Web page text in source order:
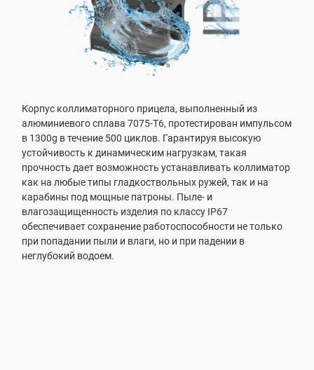
Корпус коллиматорного прицела, выполненный из
алюминиевого сплава 7075-T6, протестирован импульсом
в 1300g в течение 500 циклов. Гарантируя высокую
устойчивость к динамическим нагрузкам, такая
прочность дает возможность устанавливать коллиматор
как на любые типы гладкоствольных ружей, так и на
карабины под мощные патроны. Пыле- и
влагозащищенность изделия по классу IP67
обеспечивает сохранение работоспособности не только
при попадании пыли и влаги, но и при падении в
неглубокий водоем.